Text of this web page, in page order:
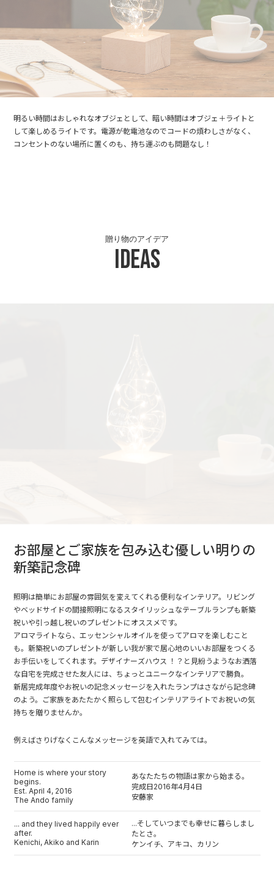
明るい時間はおしゃれなオブジェとして、暗い時間はオブジェ＋ライトと
して楽しめるライトです。電源が乾電池なのでコードの煩わしさがなく、
コンセントのない場所に置くのも、持ち運ぶのも問題なし！
Ideas
贈り物のアイデア
お部屋とご家族を包み込む優しい明りの
新築記念碑
照明は簡単にお部屋の雰囲気を変えてくれる便利なインテリア。リビング
やベッドサイドの間接照明になるスタイリッシュなテーブルランプも新築
祝いや引っ越し祝いのプレゼントにオススメです。
アロマライトなら、エッセンシャルオイルを使ってアロマを楽しむこと
も。新築祝いのプレゼントが新しい我が家で居心地のいいお部屋をつくる
お手伝いをしてくれます。デザイナーズハウス ！？と見紛うようなお洒落
な自宅を完成させた友人には、ちょっとユニークなインテリアで勝負。
新居完成年度やお祝いの記念メッセージを入れたランプはさながら記念碑
のよう。ご家族をあたたかく照らして包むインテリアライトでお祝いの気
持ちを贈りませんか。
例えばさりげなくこんなメッセージを英語で入れてみては。
Home is where your story
begins.
Est. April 4, 2016
The Ando family
あなたたちの物語は家から始まる。
完成日2016年4月4日
安藤家
... and they lived happily ever
after.
Kenichi, Akiko and Karin
...そしていつまでも幸せに暮らしまし
たとさ。
ケンイチ、アキコ、カリン